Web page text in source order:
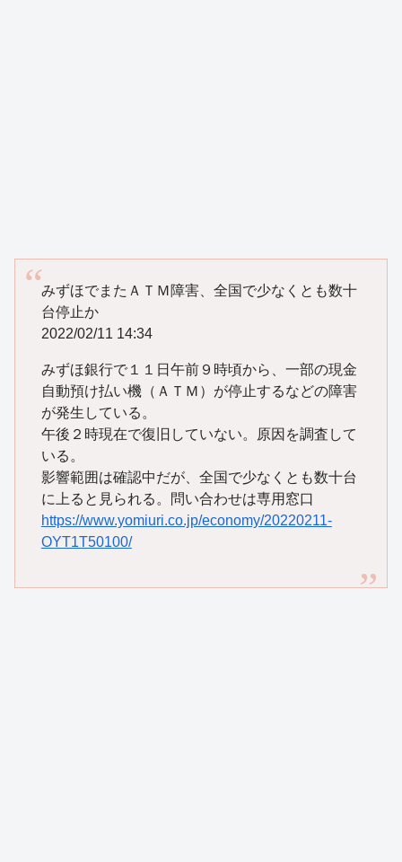
みずほでまたＡＴＭ障害、全国で少なくとも数十
台停止か
2022/02/11 14:34
みずほ銀行で１１日午前９時頃から、一部の現金
自動預け払い機（ＡＴＭ）が停止するなどの障害
が発生している。
午後２時現在で復旧していない。原因を調査して
いる。
影響範囲は確認中だが、全国で少なくとも数十台
に上ると見られる。問い合わせは専用窓口
https://www.yomiuri.co.jp/economy/20220211-
OYT1T50100/